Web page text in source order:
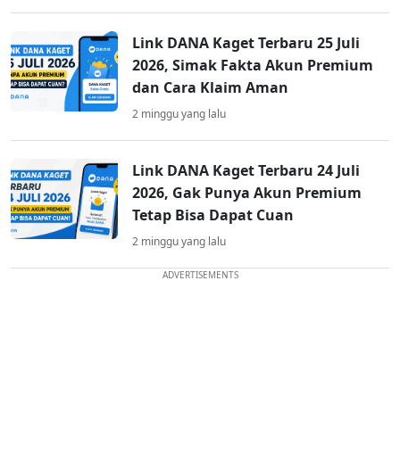
Link DANA Kaget Terbaru 25 Juli
2026, Simak Fakta Akun Premium
dan Cara Klaim Aman
2 minggu yang lalu
Link DANA Kaget Terbaru 24 Juli
2026, Gak Punya Akun Premium
Tetap Bisa Dapat Cuan
2 minggu yang lalu
ADVERTISEMENTS